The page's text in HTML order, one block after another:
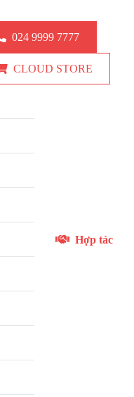
024 9999 7777
CLOUD STORE
Hợp tác